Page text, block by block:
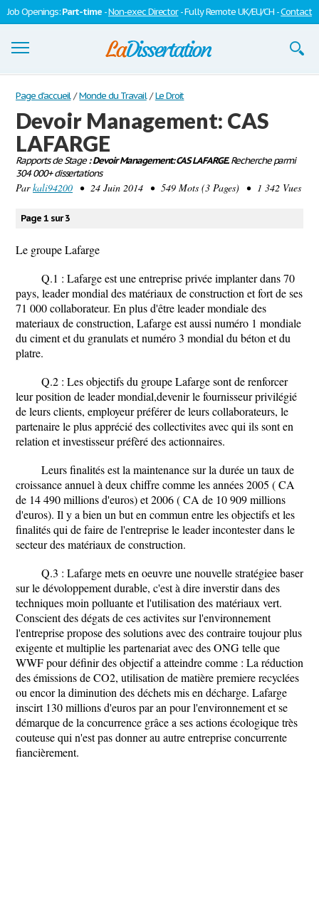
Job Openings:Part-time -Non-exec Director- Fully Remote UK/EU/CH -Contact
Dissertations
S'inscrire
Se connecter
Contactez-nous
Page d'accueil / Monde du Travail / Le Droit
Devoir Management: CAS
LAFARGE
Rapports de Stage: Devoir Management: CAS LAFARGE.Recherche parmi
304 000+ dissertations
Parkali94200 • 24 Juin 2014 • 549 Mots (3 Pages) • 1 342 Vues
Page 1 sur 3
Le groupe Lafarge
Q.1 : Lafarge est une entreprise privée implanter dans 70
pays, leader mondial des matériaux de construction et fort de ses
71 000 collaborateur. En plus d'être leader mondiale des
materiaux de construction, Lafarge est aussi numéro 1 mondiale
du ciment et du granulats et numéro 3 mondial du béton et du
platre.
Q.2 : Les objectifs du groupe Lafarge sont de renforcer
leur position de leader mondial,devenir le fournisseur privilégié
de leurs clients, employeur préférer de leurs collaborateurs, le
partenaire le plus apprécié des collectivites avec qui ils sont en
relation et investisseur préfèré des actionnaires.
Leurs finalités est la maintenance sur la durée un taux de
croissance annuel à deux chiffre comme les années 2005 ( CA
de 14 490 millions d'euros) et 2006 ( CA de 10 909 millions
d'euros). Il y a bien un but en commun entre les objectifs et les
finalités qui de faire de l'entreprise le leader incontester dans le
secteur des matériaux de construction.
Q.3 : Lafarge mets en oeuvre une nouvelle stratégiee baser
sur le dévoloppement durable, c'est à dire inverstir dans des
techniques moin polluante et l'utilisation des matériaux vert.
Conscient des dégats de ces activites sur l'environnement
l'entreprise propose des solutions avec des contraire toujour plus
exigente et multiplie les partenariat avec des ONG telle que
WWF pour définir des objectif a atteindre comme : La réduction
des émissions de CO2, utilisation de matière premiere recyclées
ou encor la diminution des déchets mis en décharge. Lafarge
inscirt 130 millions d'euros par an pour l'environnement et se
démarque de la concurrence grâce a ses actions écologique très
couteuse qui n'est pas donner au autre entreprise concurrente
fiancièrement.